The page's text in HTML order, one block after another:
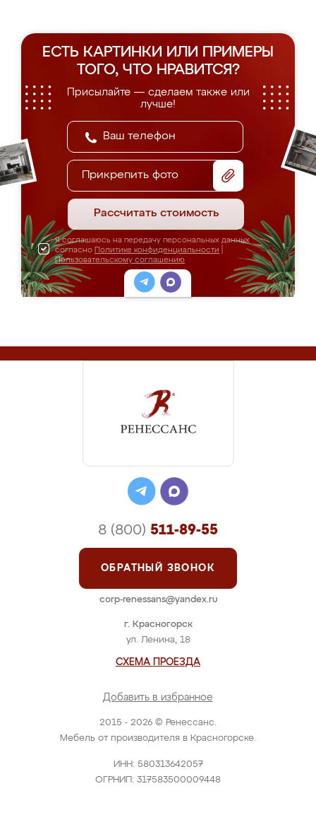
ЕСТЬ КАРТИНКИ ИЛИ ПРИМЕРЫ
ТОГО, ЧТО НРАВИТСЯ?
Присылайте — сделаем также или
лучше!
Прикрепить фото
Рассчитать стоимость
Я соглашаюсь на передачу персональных данных
согласно Политике конфиденциальности
Пользовательскому соглашению
2015 - 2026 © Ренессанс.
Мебель от производителя в Красногорске.
ИНН: 580313642057
ОГРНИП: 317583500009448
г. Красногорск
ул. Ленина, 18
СХЕМА ПРОЕЗДА
Добавить в избранное
8 (800) 511-89-55
ОБРАТНЫЙ ЗВОНОК
corp-renessans@yandex.ru